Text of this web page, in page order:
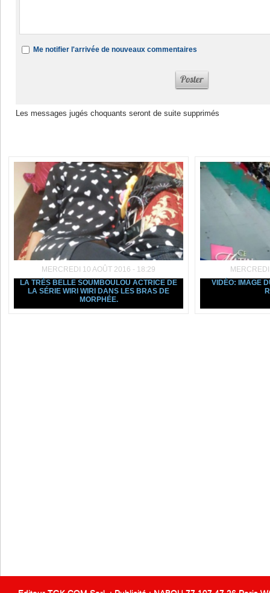
Me notifier l'arrivée de nouveaux commentaires
Les messages jugés choquants seront de suite supprimés
MERCREDI 10 AOÛT 2016 - 18:29
LA TRÈS BELLE SOUMBOULOU ACTRICE DE
LA SÉRIE WIRI WIRI DANS LES BRAS DE
MORPHÉE.
VIDÉO: IMAGE